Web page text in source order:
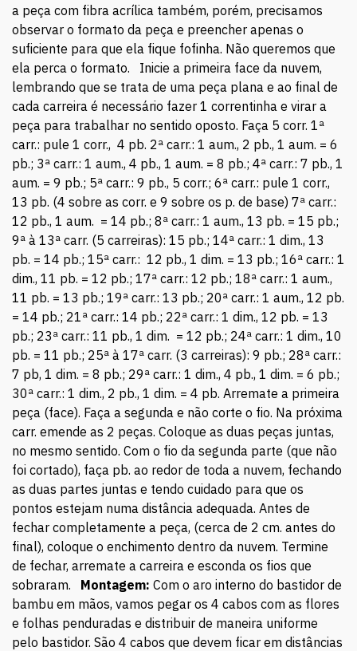
a peça com fibra acrílica também, porém, precisamos
observar o formato da peça e preencher apenas o
suficiente para que ela fique fofinha. Não queremos que
ela perca o formato. Inicie a primeira face da nuvem,
lembrando que se trata de uma peça plana e ao final de
cada carreira é necessário fazer 1 correntinha e virar a
peça para trabalhar no sentido oposto. Faça 5 corr. 1ª
carr.: pule 1 corr., 4 pb. 2ª carr.: 1 aum., 2 pb., 1 aum. = 6
pb.; 3ª carr.: 1 aum., 4 pb., 1 aum. = 8 pb.; 4ª carr.: 7 pb., 1
aum. = 9 pb.; 5ª carr.: 9 pb., 5 corr.; 6ª carr.: pule 1 corr.,
13 pb. (4 sobre as corr. e 9 sobre os p. de base) 7ª carr.:
12 pb., 1 aum. = 14 pb.; 8ª carr.: 1 aum., 13 pb. = 15 pb.;
9ª à 13ª carr. (5 carreiras): 15 pb.; 14ª carr.: 1 dim., 13
pb. = 14 pb.; 15ª carr.: 12 pb., 1 dim. = 13 pb.; 16ª carr.: 1
dim., 11 pb. = 12 pb.; 17ª carr.: 12 pb.; 18ª carr.: 1 aum.,
11 pb. = 13 pb.; 19ª carr.: 13 pb.; 20ª carr.: 1 aum., 12 pb.
= 14 pb.; 21ª carr.: 14 pb.; 22ª carr.: 1 dim., 12 pb. = 13
pb.; 23ª carr.: 11 pb., 1 dim. = 12 pb.; 24ª carr.: 1 dim., 10
pb. = 11 pb.; 25ª à 17ª carr. (3 carreiras): 9 pb.; 28ª carr.:
7 pb, 1 dim. = 8 pb.; 29ª carr.: 1 dim., 4 pb., 1 dim. = 6 pb.;
30ª carr.: 1 dim., 2 pb., 1 dim. = 4 pb. Arremate a primeira
peça (face). Faça a segunda e não corte o fio. Na próxima
carr. emende as 2 peças. Coloque as duas peças juntas,
no mesmo sentido. Com o fio da segunda parte (que não
foi cortado), faça pb. ao redor de toda a nuvem, fechando
as duas partes juntas e tendo cuidado para que os
pontos estejam numa distância adequada. Antes de
fechar completamente a peça, (cerca de 2 cm. antes do
final), coloque o enchimento dentro da nuvem. Termine
de fechar, arremate a carreira e esconda os fios que
sobraram. Montagem: Com o aro interno do bastidor de
bambu em mãos, vamos pegar os 4 cabos com as flores
e folhas penduradas e distribuir de maneira uniforme
pelo bastidor. São 4 cabos que devem ficar em distâncias